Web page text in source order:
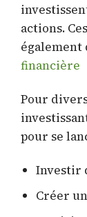
actions.
également
financière
Pour
pour se
Investir
Créer